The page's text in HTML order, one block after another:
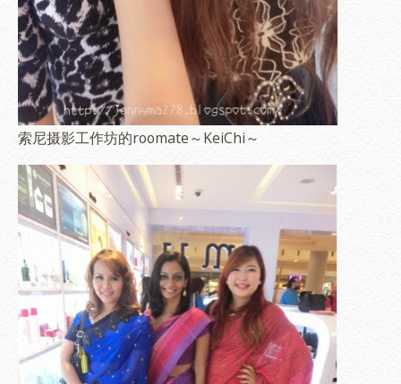
索尼摄影工作坊的roomate～KeiChi～